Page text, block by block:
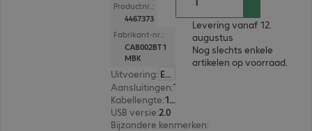
Productnr.:
4467373
Fabrikant-nr.:
CAB002BT1
MBK
Uitvoering: Europa
Aansluitingen:
Kabellengte: 1 m
USB versie:2.0
Bijzondere kenmerken:
Levering vanaf 12.
augustus
Nog slechts enkele
artikelen op voorraad.